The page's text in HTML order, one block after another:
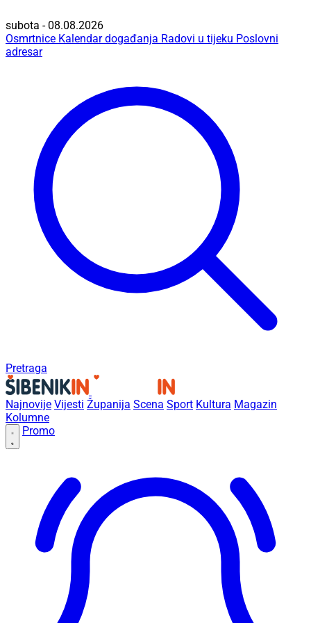
subota - 08.08.2026
Osmrtnice Kalendar događanja Radovi u tijeku Poslovni
adresar
Pretraga
Najnovije Vijesti Županija Scena Sport Kultura Magazin
Kolumne
Promo